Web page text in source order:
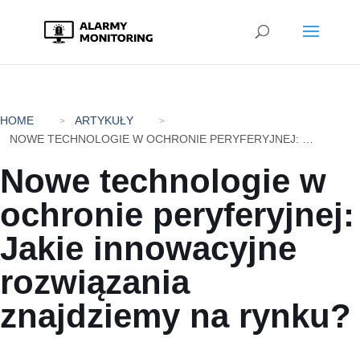
HOME
ARTYKUŁY
Nowe technologie w
ochronie peryferyjnej:
Jakie innowacyjne
rozwiązania
znajdziemy na rynku?